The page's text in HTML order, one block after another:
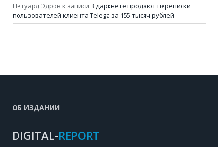
Петуард Эдров к записи В даркнете продают переписки
пользователей клиента Telega за 155 тысяч рублей
ОБ ИЗДАНИИ
DIGITAL-REPORT